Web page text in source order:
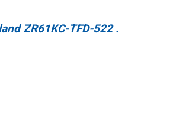
ZR61KC-TFD-522 .